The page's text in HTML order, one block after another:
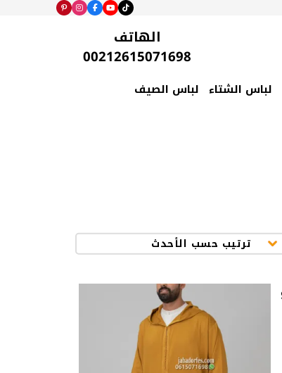
الهاتف
00212615071698
لباس الشتاء لباس الصيف